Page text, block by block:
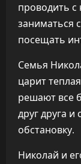
проводить
заниматься
посещать
Семья
царит
решают все
друг друга
обстановку.
Николай и